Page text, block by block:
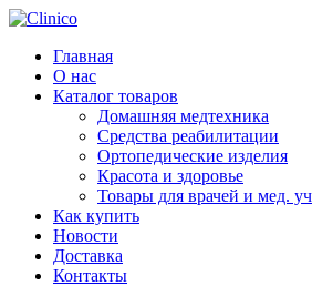
Главная
О нас
Каталог товаров
Домашняя медтехника
Средства реабилитации
Ортопедические изделия
Красота и здоровье
Товары для врачей и мед.
Как купить
Новости
Доставка
Контакты